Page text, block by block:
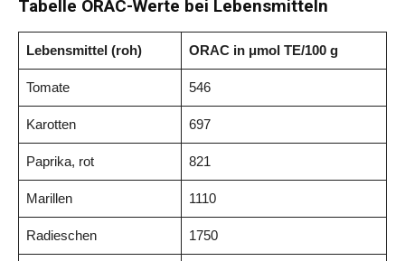
Tabelle ORAC-Werte bei Lebensmitteln
Lebensmittel (roh) ORAC in μmol TE/100 g
Tomate 546
Karotten 697
Paprika, rot 821
Marillen 1110
Radieschen 1750